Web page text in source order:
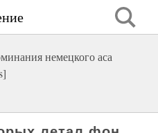
немецкого аса